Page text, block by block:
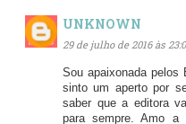
UNKNOWN
29 de julho de 2016 às
Sou apaixonada pelos
sinto um aperto por
saber que a editora
para sempre. Amo